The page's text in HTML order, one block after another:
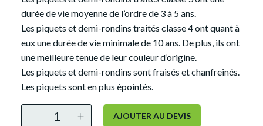
durée de vie moyenne de l’ordre de 3 à 5 ans.
Les piquets et demi-rondins traités classe 4 ont quant à
eux une durée de vie minimale de 10 ans. De plus, ils ont
une meilleure tenue de leur couleur d’origine.
Les piquets et demi-rondins sont fraisés et chanfreinés.
Les piquets sont en plus épointés.
- + AJOUTER AU DEVIS
Alternative: